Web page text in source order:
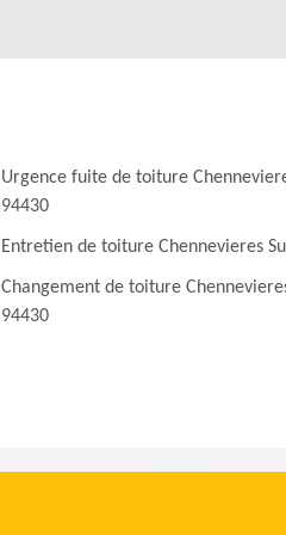
Urgence fuite de toiture
94430
Entretien de toiture Chennevieres
Changement de toiture
94430